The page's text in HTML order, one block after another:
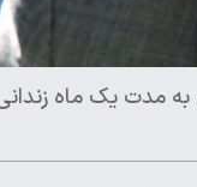
مدت یک ماه